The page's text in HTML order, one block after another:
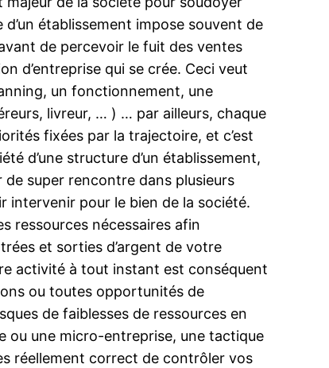
établissement impose souvent de
de percevoir le fuit des ventes
d’entreprise qui se crée. Ceci veut
un fonctionnement, une
livreur, … ) … par ailleurs, chaque
fixées par la trajectoire, et c’est
d’une structure d’un établissement,
de super rencontre dans plusieurs
intervenir pour le bien de la société.
ressources nécessaires afin
et sorties d’argent de votre
activité à tout instant est conséquent
ou toutes opportunités de
de faiblesses de ressources en
ou une micro-entreprise, une tactique
réellement correct de contrôler vos